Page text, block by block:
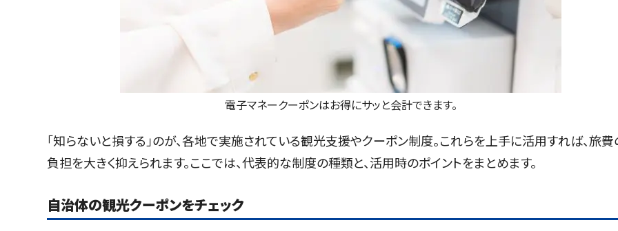
電子マネークーポンはお得にサッと会計できます。
「知らないと損する」のが、各地で実施されている観光支援やクーポン制度。これらを上手に活用すれば、旅費
負担を大きく抑えられます。ここでは、代表的な制度の種類と、活用時のポイントをまとめます。
自治体の観光クーポンをチェック